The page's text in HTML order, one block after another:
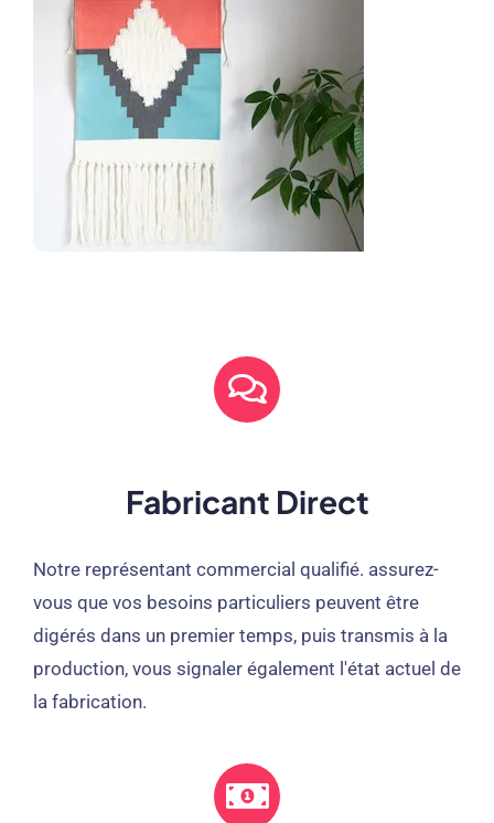
Fabricant Direct
Notre représentant commercial qualifié. assurez-
vous que vos besoins particuliers peuvent être
digérés dans un premier temps, puis transmis à la
production, vous signaler également l'état actuel de
la fabrication.